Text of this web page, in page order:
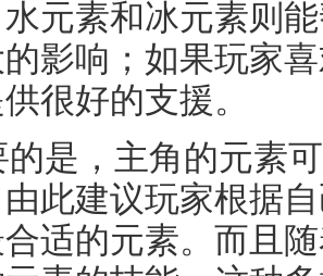
元素和冰元素则
影响；如果玩家
很好的支援。
的是，主角的元素
此建议玩家根据
适的元素。而且